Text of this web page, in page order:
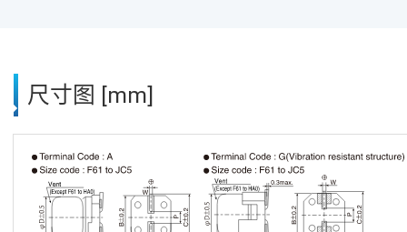
尺寸图 [mm]